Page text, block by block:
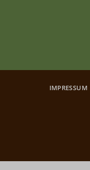
IMPRESSUM